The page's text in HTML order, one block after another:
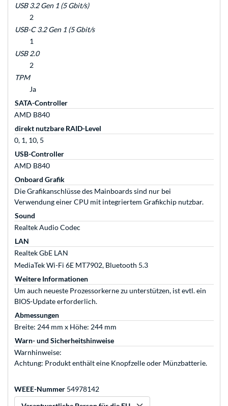
USB 3.2 Gen 1 (5 Gbit/s)
2
USB-C 3.2 Gen 1 (5 Gbit/s
1
USB 2.0
2
TPM
Ja
SATA-Controller
AMD B840
direkt nutzbare RAID-Level
0, 1, 10, 5
USB-Controller
AMD B840
Onboard Grafik
Die Grafikanschlüsse des Mainboards sind nur bei
Verwendung einer CPU mit integriertem Grafikchip nutzbar.
Sound
Realtek Audio Codec
LAN
Realtek GbE LAN
MediaTek Wi-Fi 6E MT7902, Bluetooth 5.3
Weitere Informationen
Um auch neueste Prozessorkerne zu unterstützen, ist evtl. ein
BIOS-Update erforderlich.
Abmessungen
Breite: 244 mm x Höhe: 244 mm
Warn- und Sicherheitshinweise
Warnhinweise:
Achtung: Produkt enthält eine Knopfzelle oder Münzbatterie.
WEEE-Nummer 54978142